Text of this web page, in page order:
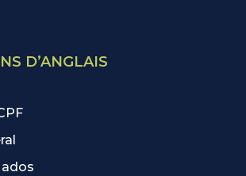
D’ANGLAIS